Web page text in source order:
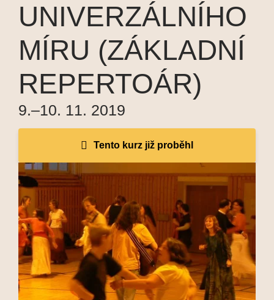
UNIVERZÁLNÍHO
MÍRU (ZÁKLADNÍ
REPERTOÁR)
9.–10. 11. 2019
Tento kurz již proběhl